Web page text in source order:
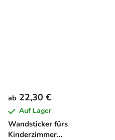
Wandsticker fürs
Kinderzimmer
ab 22,30 €
Auf Lager